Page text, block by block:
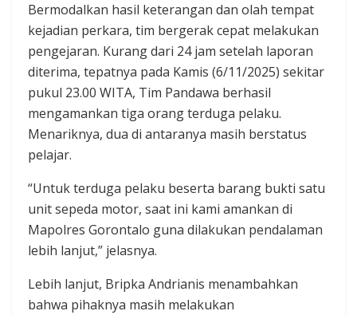
Bermodalkan hasil keterangan dan olah tempat
kejadian perkara, tim bergerak cepat melakukan
pengejaran. Kurang dari 24 jam setelah laporan
diterima, tepatnya pada Kamis (6/11/2025) sekitar
pukul 23.00 WITA, Tim Pandawa berhasil
mengamankan tiga orang terduga pelaku.
Menariknya, dua di antaranya masih berstatus
pelajar.
“Untuk terduga pelaku beserta barang bukti satu
unit sepeda motor, saat ini kami amankan di
Mapolres Gorontalo guna dilakukan pendalaman
lebih lanjut,” jelasnya.
Lebih lanjut, Bripka Andrianis menambahkan
bahwa pihaknya masih melakukan